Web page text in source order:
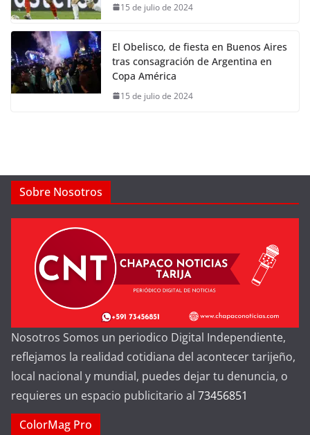
15 de julio de 2024
El Obelisco, de fiesta en Buenos Aires
tras consagración de Argentina en
Copa América
15 de julio de 2024
Sobre Nosotros
Nosotros Somos un periodico Digital Independiente,
reflejamos la realidad cotidiana del acontecer tarijeño,
local nacional y mundial, puedes dejar tu denuncia, o
requieres un espacio publicitario al 73456851
ColorMag Pro